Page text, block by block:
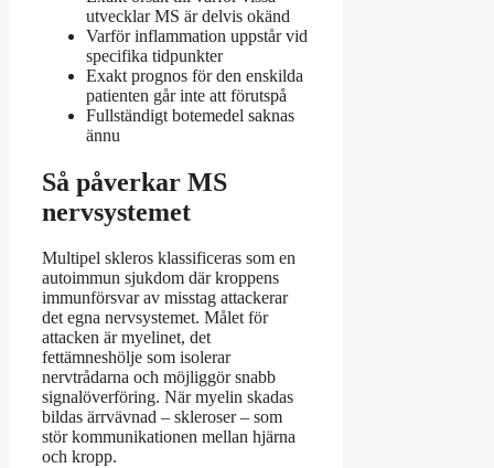
utvecklar MS är delvis okänd
Varför inflammation uppstår vid
specifika tidpunkter
Exakt prognos för den enskilda
patienten går inte att förutspå
Fullständigt botemedel saknas
ännu
Så påverkar MS
nervsystemet
Multipel skleros klassificeras som en
autoimmun sjukdom där kroppens
immunförsvar av misstag attackerar
det egna nervsystemet. Målet för
attacken är myelinet, det
fettämneshölje som isolerar
nervtrådarna och möjliggör snabb
signalöverföring. När myelin skadas
bildas ärrvävnad – skleroser – som
stör kommunikationen mellan hjärna
och kropp.